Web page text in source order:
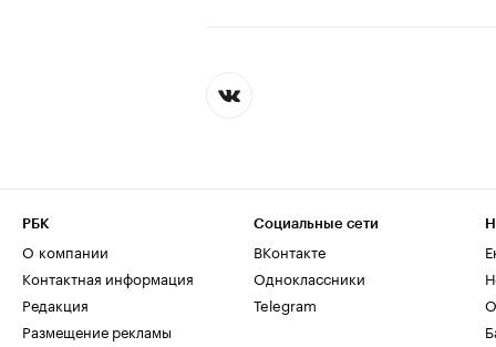
РБК
О компании
Контактная информация
Редакция
Размещение рекламы
Социальные сети
ВКонтакте
Одноклассники
Telegram